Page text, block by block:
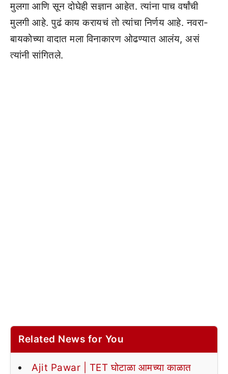
मुलगा आणि सून दोघेही सज्ञान आहेत. त्यांना पाच वर्षांची
मुलगी आहे. पुढं काय करायचं तो त्यांचा निर्णय आहे. नवरा-
बायकोच्या वादात मला विनाकारण ओढण्यात आलंय, असं
त्यांनी सांगितले.
Related News for You
Ajit Pawar | TET घोटाळा आमच्या काळात